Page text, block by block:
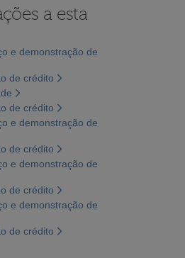
a esta
e demonstração de
de crédito
de crédito
e demonstração de
de crédito
e demonstração de
de crédito
e demonstração de
de crédito